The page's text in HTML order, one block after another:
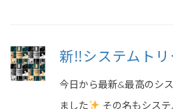
新‼︎システムト
今日から最新&最高のシ
ました
その名もシス